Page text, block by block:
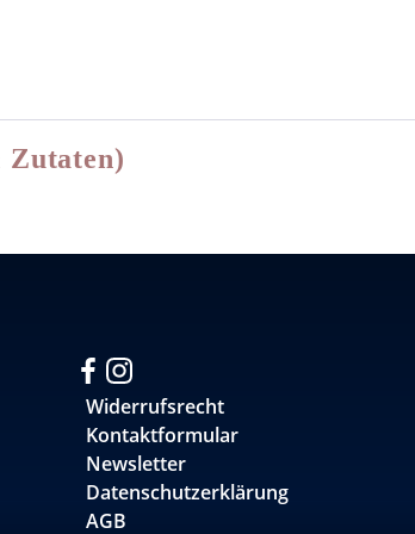
Zutaten)
Widerrufsrecht
Kontaktformular
Newsletter
Datenschutzerklärung
AGB